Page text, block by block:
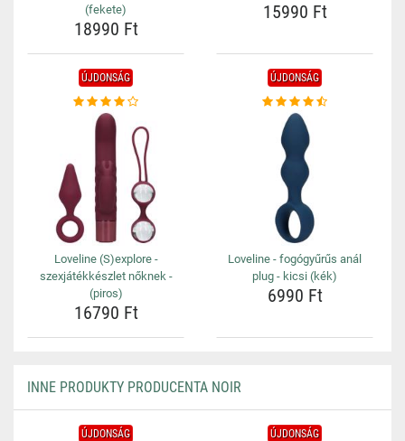
(fekete)
18990 Ft
15990 Ft
ÚJDONSÁG
Loveline (S)explore -
szexjátékkészlet nőknek -
(piros)
16790 Ft
ÚJDONSÁG
Loveline - fogógyűrűs anál
plug - kicsi (kék)
6990 Ft
INNE PRODUKTY PRODUCENTA NOIR
ÚJDONSÁG ÚJDONSÁG